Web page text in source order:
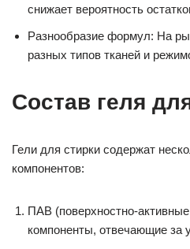
снижает вероятность
Разнообразие формул: На
разных типов тканей и
Состав геля
Гели для стирки содержат
компонентов:
ПАВ (поверхностно-
компоненты, отвечающие за